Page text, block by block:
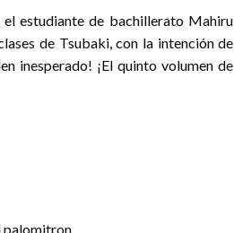
el estudiante de bachillerato Mahiru
de Tsubaki, con la intención de
inesperado! ¡El quinto volumen de